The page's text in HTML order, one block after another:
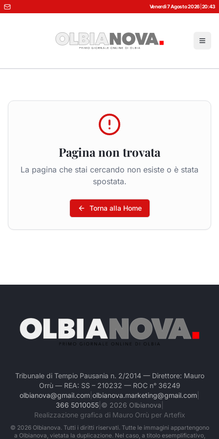
Venerdì 7 Agosto 2026 20:43
Pagina non trovata
La pagina che stai cercando non esiste o è stata
spostata.
Torna alla Home
Tribunale di Tempio Pausania n. 2/2014 — Direttore: Mauro
Orrù — REA: SS – 210232 — ROC n° 36249
olbianova@gmail.com olbianova.marketing@gmail.com
366 5010055| © 2026 Olbianova
Realizzazione grafica di Mauro Orrù per Artefix
© 2026Olbianova. Tutti i diritti riservati. Tutte le immagini appartengono
a Olbianova, vietata la duplicazione. Nel caso, a titolo esemplificativo,